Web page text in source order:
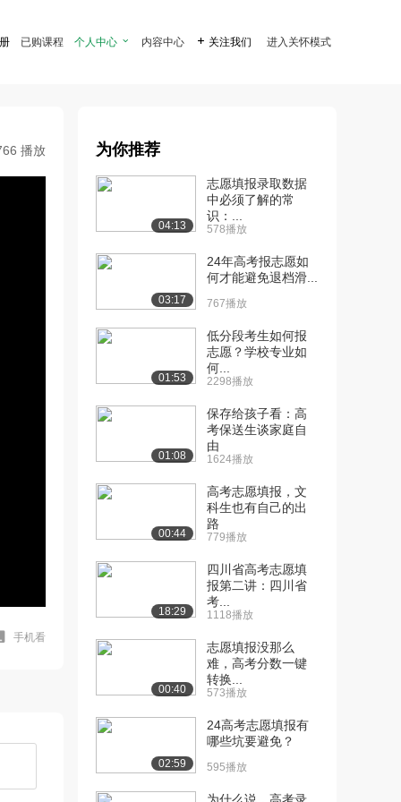
已购课程 个人中心  内容中心  关注我们 进入关怀模式
播放
手机看
为你推荐
04:13
志愿填报录取数据
中必须了解的常
识：...
578播放
03:17
24年高考报志愿如
何才能避免退档滑...
767播放
01:53
低分段考生如何报
志愿？学校专业如
何...
2298播放
01:08
保存给孩子看：高
考保送生谈家庭自
由
1624播放
00:44
高考志愿填报，文
科生也有自己的出
路
779播放
18:29
四川省高考志愿填
报第二讲：四川省
考...
1118播放
00:40
志愿填报没那么
难，高考分数一键
转换...
573播放
02:59
24高考志愿填报有
哪些坑要避免？
595播放